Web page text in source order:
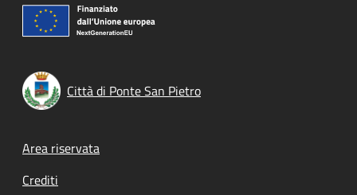
Città di Ponte San Pietro
Footer menu
Area riservata
Crediti